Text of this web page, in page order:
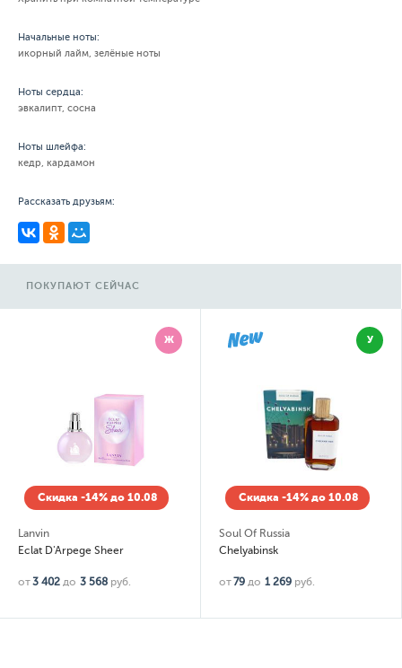
Начальные ноты:
икорный лайм, зелёные ноты
Ноты сердца:
эвкалипт, сосна
Ноты шлейфа:
кедр, кардамон
Рассказать друзьям:
ПОКУПАЮТ СЕЙЧАС
Ж
Скидка -14% до 10.08
Lanvin
Eclat D'Arpege Sheer
от3 402 до 3 568 руб.
У
Скидка -14% до 10.08
Soul Of Russia
Chelyabinsk
от79 до 1 269 руб.